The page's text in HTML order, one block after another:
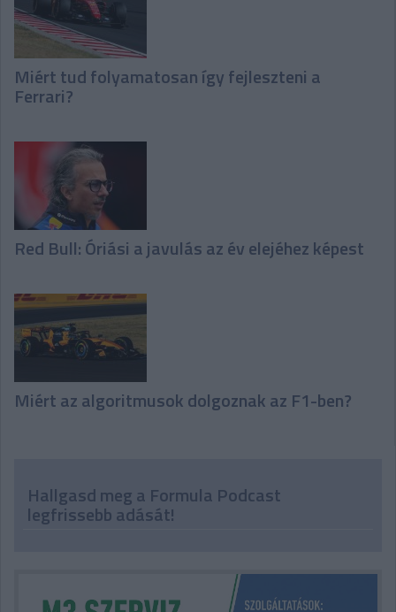
Miért tud folyamatosan így fejleszteni a
Ferrari?
Red Bull: Óriási a javulás az év elejéhez képest
Miért az algoritmusok dolgoznak az F1-ben?
Hallgasd meg a Formula Podcast
legfrissebb adását!